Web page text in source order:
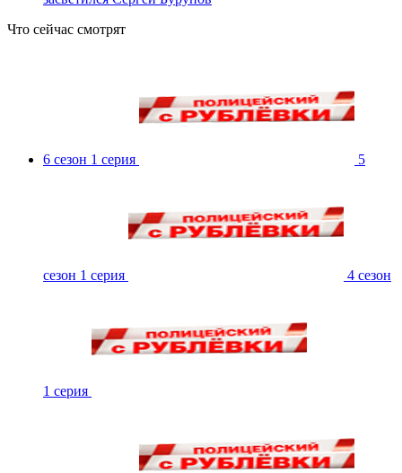
Что сейчас смотрят
6 сезон 1 серия 5
сезон 1 серия 4 сезон
1 серия